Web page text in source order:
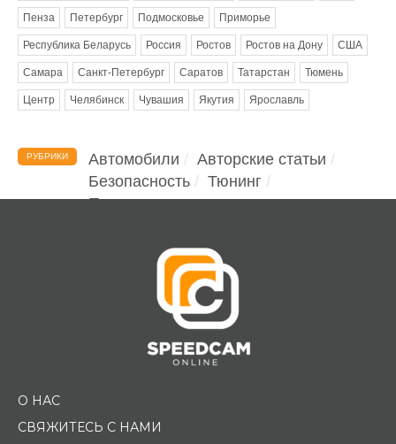
Пенза Петербург Подмосковье Приморье
Республика Беларусь Россия Ростов Ростов на Дону США
Самара Санкт-Петербург Саратов Татарстан Тюмень
Центр Челябинск Чувашия Якутия Ярославль
РУБРИКИ Автомобили
Авторские статьи
Безопасность
Тюнинг
Помощь водителю
О НАС
СВЯЖИТЕСЬ С НАМИ